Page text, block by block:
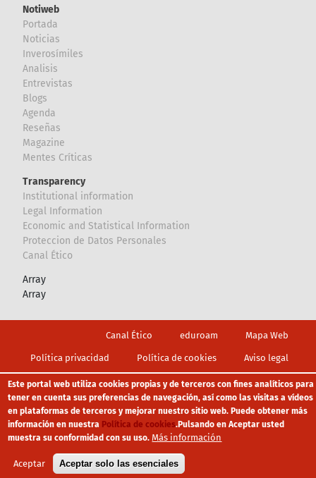
Notiweb
Portada
Noticias
Inverosímiles
Analisis
Entrevistas
Blogs
Agenda
Reseñas
Magazine
Mentes Críticas
Transparency
Institutional information
Legal Information
Economic and Statistical Information
Proteccion de Datos Personales
Canal Ético
Array
Array
Canal Ético eduroam Mapa Web
Política privacidad Política de cookies Aviso legal
Este portal web utiliza cookies propias y de terceros con fines analíticos para
tener en cuenta sus preferencias de navegación, así como las visitas a vídeos
en plataformas de terceros y mejorar nuestro sitio web. Puede obtener más
información en nuestra Política de cookies.Pulsando en Aceptar usted
muestra su conformidad con su uso. Más información
Aceptar Aceptar solo las esenciales